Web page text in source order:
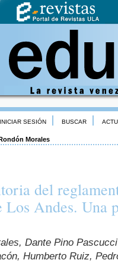
INICIAR SESIÓN BUSCAR
Morales
del
Los Andes. Una
Dante Pino
Humberto Ruiz,